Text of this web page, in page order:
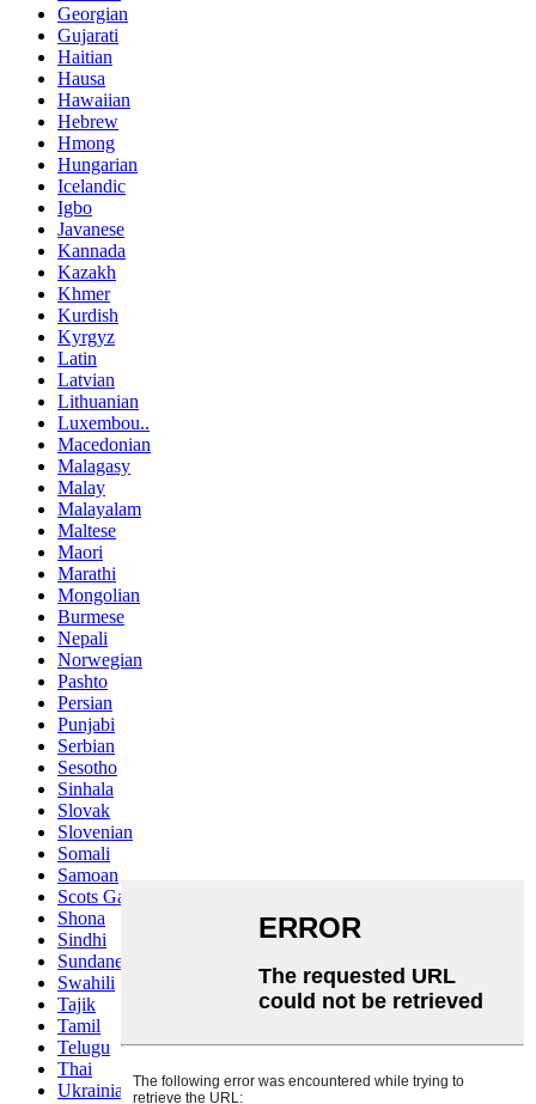
Georgian
Gujarati
Haitian
Hausa
Hawaiian
Hebrew
Hmong
Hungarian
Icelandic
Igbo
Javanese
Kannada
Kazakh
Khmer
Kurdish
Kyrgyz
Latin
Latvian
Lithuanian
Luxembou..
Macedonian
Malagasy
Malay
Malayalam
Maltese
Maori
Marathi
Mongolian
Burmese
Nepali
Norwegian
Pashto
Persian
Punjabi
Serbian
Sesotho
Sinhala
Slovak
Slovenian
Somali
Samoan
Scots Gaelic
Shona
Sindhi
Sundanese
Swahili
Tajik
Tamil
Telugu
Thai
Ukrainian